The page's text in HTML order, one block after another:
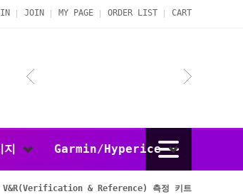
JOIN MY PAGE ORDER LIST CART
지 Garmin/Hyperice
& Reference) 측정 키트